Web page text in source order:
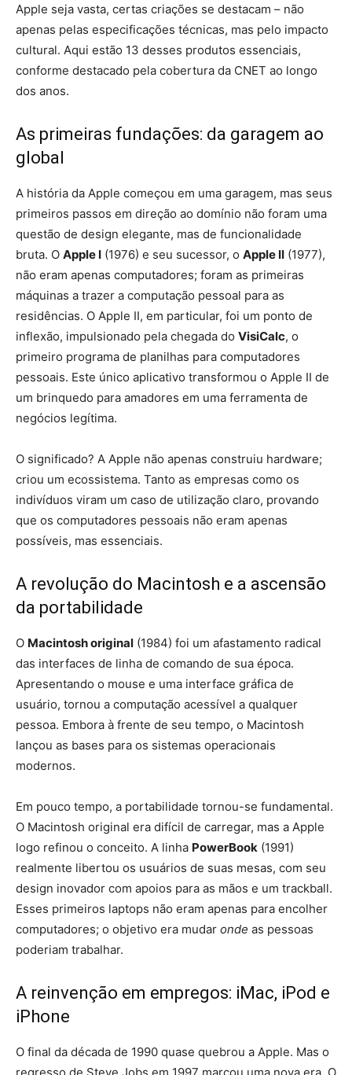
Apple seja vasta, certas criações se destacam – não
apenas pelas especificações técnicas, mas pelo impacto
cultural. Aqui estão 13 desses produtos essenciais,
conforme destacado pela cobertura da CNET ao longo
dos anos.
As primeiras fundações: da garagem ao
global
A história da Apple começou em uma garagem, mas seus
primeiros passos em direção ao domínio não foram uma
questão de design elegante, mas de funcionalidade
bruta. O Apple I (1976) e seu sucessor, o Apple II (1977),
não eram apenas computadores; foram as primeiras
máquinas a trazer a computação pessoal para as
residências. O Apple II, em particular, foi um ponto de
inflexão, impulsionado pela chegada do VisiCalc, o
primeiro programa de planilhas para computadores
pessoais. Este único aplicativo transformou o Apple II de
um brinquedo para amadores em uma ferramenta de
negócios legítima.
O significado? A Apple não apenas construiu hardware;
criou um ecossistema. Tanto as empresas como os
indivíduos viram um caso de utilização claro, provando
que os computadores pessoais não eram apenas
possíveis, mas essenciais.
A revolução do Macintosh e a ascensão
da portabilidade
O Macintosh original (1984) foi um afastamento radical
das interfaces de linha de comando de sua época.
Apresentando o mouse e uma interface gráfica de
usuário, tornou a computação acessível a qualquer
pessoa. Embora à frente de seu tempo, o Macintosh
lançou as bases para os sistemas operacionais
modernos.
Em pouco tempo, a portabilidade tornou-se fundamental.
O Macintosh original era difícil de carregar, mas a Apple
logo refinou o conceito. A linha PowerBook (1991)
realmente libertou os usuários de suas mesas, com seu
design inovador com apoios para as mãos e um trackball.
Esses primeiros laptops não eram apenas para encolher
computadores; o objetivo era mudar onde as pessoas
poderiam trabalhar.
A reinvenção em empregos: iMac, iPod e
iPhone
O final da década de 1990 quase quebrou a Apple. Mas o